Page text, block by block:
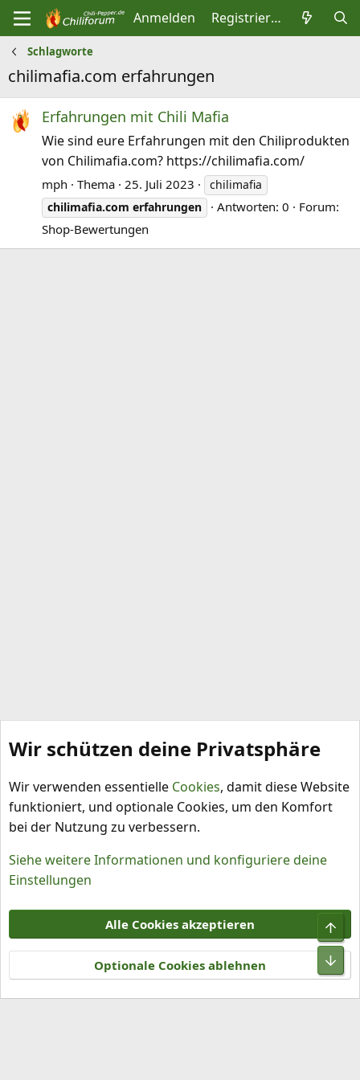
Anmelden Registrieren
Schlagworte
chilimafia.com erfahrungen
Erfahrungen mit Chili Mafia
Wie sind eure Erfahrungen mit den Chiliprodukten
von Chilimafia.com? https://chilimafia.com/
mph Thema 25. Juli 2023
chilimafia
chilimafia.com erfahrungen Antworten: 0
Forum:
Shop-Bewertungen
Schlagworte
Nutzungsbedingungen
Datenschutz
Hilfe und Impressum
R
S
S
Community platform by XenForo® © 2010-2026 XenForo Ltd.
Wir schützen deine Privatsphäre
Wir verwenden essentielle Cookies, damit diese Website
funktioniert, und optionale Cookies, um den Komfort
bei der Nutzung zu verbessern.
Siehe weitere Informationen und konfiguriere deine
Einstellungen
Alle Cookies akzeptieren
Optionale Cookies ablehnen